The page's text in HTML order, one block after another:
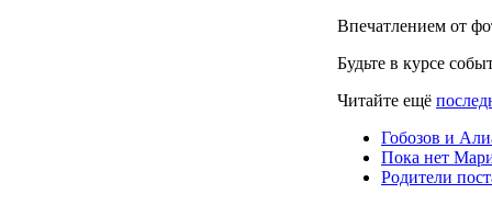
Впечатлением от
Будьте в курсе
Читайте ещё
Гобозов и
Пока нет
Родители